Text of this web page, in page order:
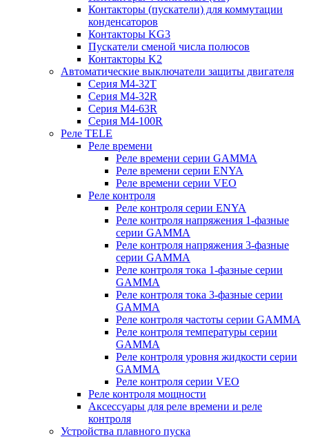
Контакторы (пускатели) для коммутации
конденсаторов
Контакторы KG3
Пускатели сменой числа полюсов
Контакторы K2
Автоматические выключатели защиты двигателя
Серия M4-32T
Серия M4-32R
Серия M4-63R
Серия M4-100R
Реле TELE
Реле времени
Реле времени серии GAMMA
Реле времени серии ENYA
Реле времени серии VEO
Реле контроля
Реле контроля серии ENYA
Реле контроля напряжения 1-фазные
серии GAMMA
Реле контроля напряжения 3-фазные
серии GAMMA
Реле контроля тока 1-фазные серии
GAMMA
Реле контроля тока 3-фазные серии
GAMMA
Реле контроля частоты серии GAMMA
Реле контроля температуры серии
GAMMA
Реле контроля уровня жидкости серии
GAMMA
Реле контроля серии VEO
Реле контроля мощности
Аксессуары для реле времени и реле
контроля
Устройства плавного пуска